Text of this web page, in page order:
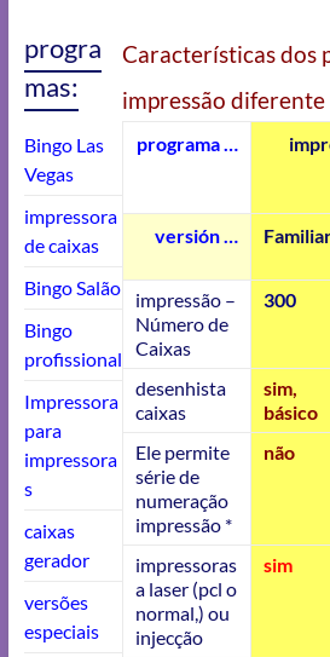
Características dos
impressão
programa…
versión …
impressão –
Número de
Caixas
300
desenhista
caixas
sim,
básico
Ele permite
série de
numeração
impressão *
não
impressoras
a laser (pcl o
normal,) ou
injecção
sim
progra
mas:
Bingo Las
Vegas
impressora
de caixas
Bingo Salão
Bingo
profissional
Impressora
para
impressora
s
caixas
gerador
versões
especiais